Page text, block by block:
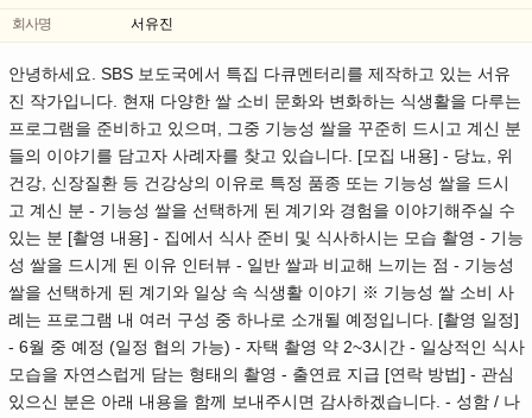
회사명
서유진
안녕하세요. SBS 보도국에서 특집 다큐멘터리를 제작하고 있는 서유
진 작가입니다. 현재 다양한 쌀 소비 문화와 변화하는 식생활을 다루는
프로그램을 준비하고 있으며, 그중 기능성 쌀을 꾸준히 드시고 계신 분
들의 이야기를 담고자 사례자를 찾고 있습니다. [모집 내용] - 당뇨, 위
건강, 신장질환 등 건강상의 이유로 특정 품종 또는 기능성 쌀을 드시
고 계신 분 - 기능성 쌀을 선택하게 된 계기와 경험을 이야기해주실 수
있는 분 [촬영 내용] - 집에서 식사 준비 및 식사하시는 모습 촬영 - 기능
성 쌀을 드시게 된 이유 인터뷰 - 일반 쌀과 비교해 느끼는 점 - 기능성
쌀을 선택하게 된 계기와 일상 속 식생활 이야기 ※ 기능성 쌀 소비 사
례는 프로그램 내 여러 구성 중 하나로 소개될 예정입니다. [촬영 일정]
- 6월 중 예정 (일정 협의 가능) - 자택 촬영 약 2~3시간 - 일상적인 식사
모습을 자연스럽게 담는 형태의 촬영 - 출연료 지급 [연락 방법] - 관심
있으신 분은 아래 내용을 함께 보내주시면 감사하겠습니다. - 성함 / 나